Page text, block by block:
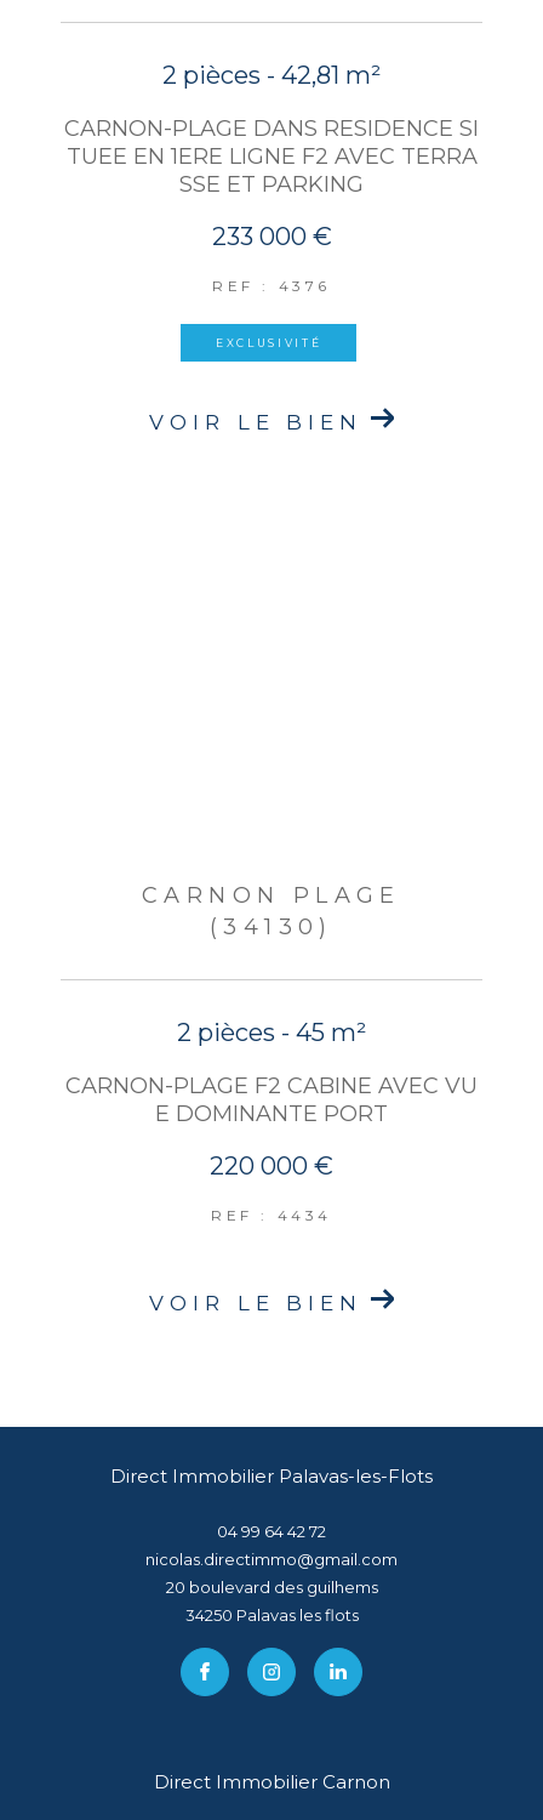
2 pièces - 42,81 m²
CARNON-PLAGE DANS RESIDENCE SI
TUEE EN 1ERE LIGNE F2 AVEC TERRA
SSE ET PARKING
233 000 €
REF : 4376
EXCLUSIVITÉ
VOIR LE BIEN
CARNON PLAGE
(34130)
2 pièces - 45 m²
CARNON-PLAGE F2 CABINE AVEC VU
E DOMINANTE PORT
220 000 €
REF : 4434
VOIR LE BIEN
Direct Immobilier Palavas-les-Flots
04 99 64 42 72
nicolas.directimmo@gmail.com
20 boulevard des guilhems
34250
palavas les flots
Direct Immobilier Carnon